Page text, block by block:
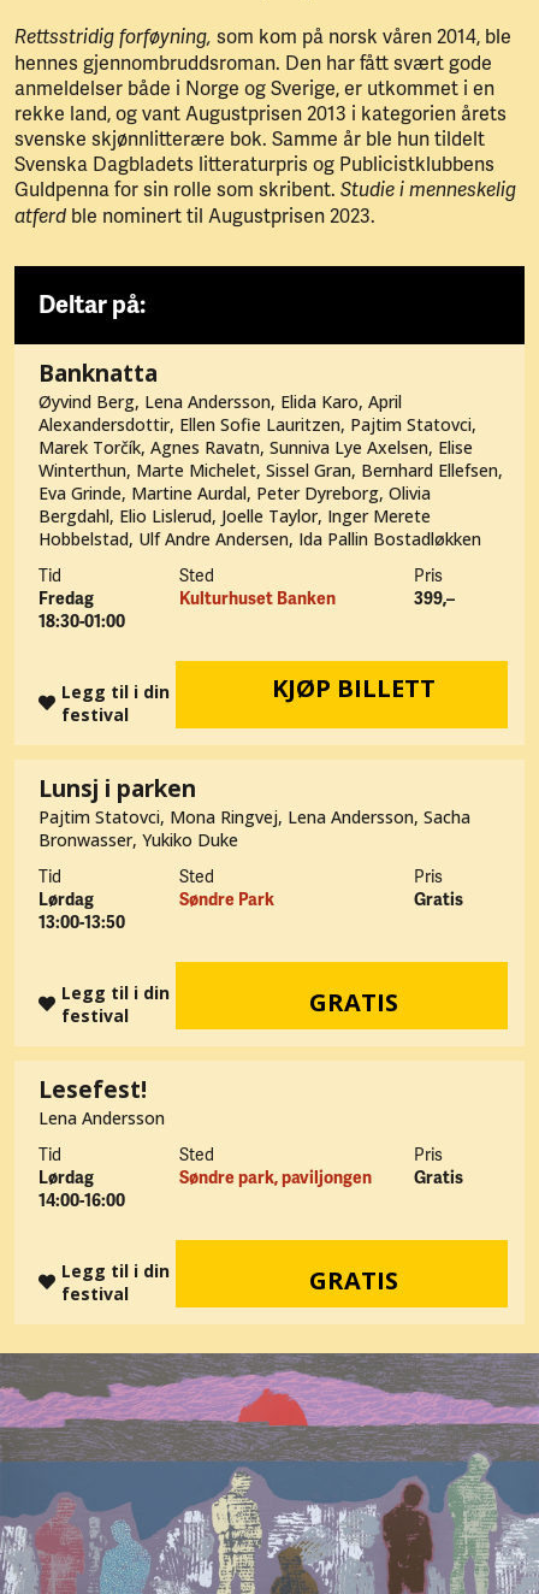
Rettsstridig forføyning, som kom på norsk våren 2014, ble
hennes gjennombruddsroman. Den har fått svært gode
anmeldelser både i Norge og Sverige, er utkommet i en
rekke land, og vant Augustprisen 2013 i kategorien årets
svenske skjønnlitterære bok. Samme år ble hun tildelt
Svenska Dagbladets litteraturpris og Publicistklubbens
Guldpenna for sin rolle som skribent. Studie i menneskelig
atferd ble nominert til Augustprisen 2023.
Deltar på:
Banknatta
Øyvind Berg, Lena Andersson, Elida Karo, April
Alexandersdottir, Ellen Sofie Lauritzen, Pajtim Statovci,
Marek Torčík, Agnes Ravatn, Sunniva Lye Axelsen, Elise
Winterthun, Marte Michelet, Sissel Gran, Bernhard Ellefsen,
Eva Grinde, Martine Aurdal, Peter Dyreborg, Olivia
Bergdahl, Elio Lislerud, Joelle Taylor, Inger Merete
Hobbelstad, Ulf Andre Andersen, Ida Pallin Bostadløkken
Tid
Fredag
18:30-01:00
Sted
Kulturhuset Banken
Pris
399,–
KJØP BILLETT
Legg til i din
festival
Lunsj i parken
Pajtim Statovci, Mona Ringvej, Lena Andersson, Sacha
Bronwasser, Yukiko Duke
Tid
Lørdag
13:00-13:50
Sted
Søndre Park
Pris
Gratis
GRATIS
Legg til i din
festival
Lesefest!
Lena Andersson
Tid
Lørdag
14:00-16:00
Sted
Søndre park, paviljongen
Pris
Gratis
GRATIS
Legg til i din
festival